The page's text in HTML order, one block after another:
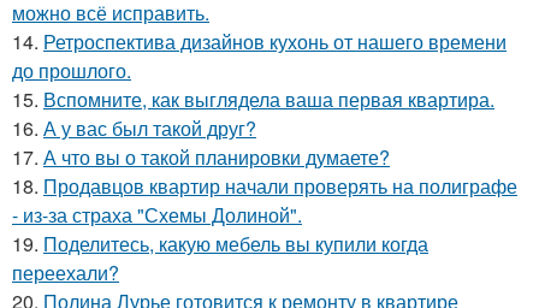
можно всё исправить.
14. Ретроспектива дизайнов кухонь от нашего времени
до прошлого.
15. Вспомните, как выглядела ваша первая квартира.
16. А у вас был такой друг?
17. А что вы о такой планировки думаете?
18. Продавцов квартир начали проверять на полиграфе
- из-за страха "Схемы Долиной".
19. Поделитесь, какую мебель вы купили когда
переехали?
20. Полина Лурье готовится к ремонту в квартире